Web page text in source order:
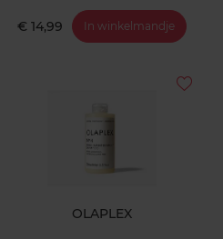
€ 14,99 In winkelmandje
OLAPLEX